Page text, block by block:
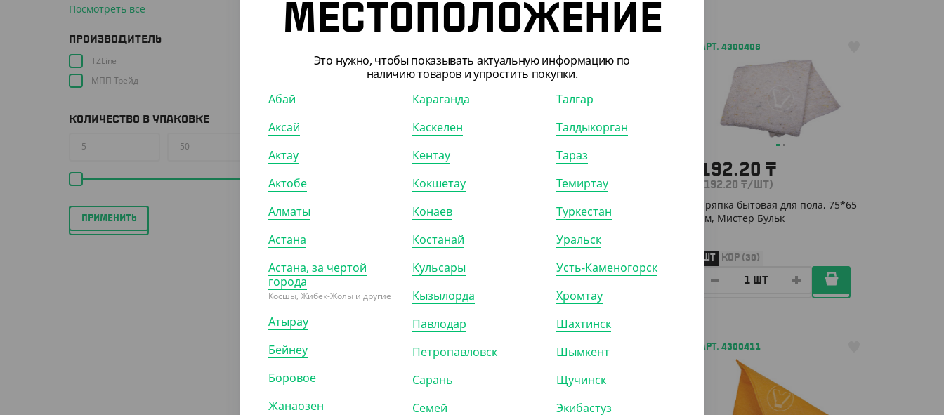
Посмотреть все
ПРОИЗВОДИТЕЛЬ
TZLine
МПП Трейд
КОЛИЧЕСТВО В УПАКОВКЕ
ПРИМЕНИТЬ
(595.80
Тряпка из микрофибры для
пола, 60*50 см, Мистер Бульк
/ШТ)
Тряпка универсальная, 38*30
см, 3 шт/уп, Мистер Бульк
АРТ. 4300408
192.20₸
(192.20₸/ШТ)
Тряпка бытовая для пола, 75*65
см, Мистер Бульк
ШТ КОР (30)
АРТ. 4300717 АРТ. 4300110 АРТ. 4300411
МЕСТОПОЛОЖЕНИЕ
Это нужно, чтобы показывать актуальную информацию по
наличию товаров и упростить покупки.
Абай
Аксай
Актау
Актобе
Алматы
Астана
Астана, за чертой
города
Косшы, Жибек-Жолы и другие
Атырау
Бейнеу
Боровое
Жанаозен
Караганда
Каскелен
Кентау
Кокшетау
Конаев
Костанай
Кульсары
Кызылорда
Павлодар
Петропавловск
Сарань
Семей
Талгар
Талдыкорган
Тараз
Темиртау
Туркестан
Уральск
Усть-Каменогорск
Хромтау
Шахтинск
Шымкент
Щучинск
Экибастуз